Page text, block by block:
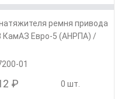
ремня привода
КамАЗ Евро-5 (АНРПА) /
01
₽ 0 шт.